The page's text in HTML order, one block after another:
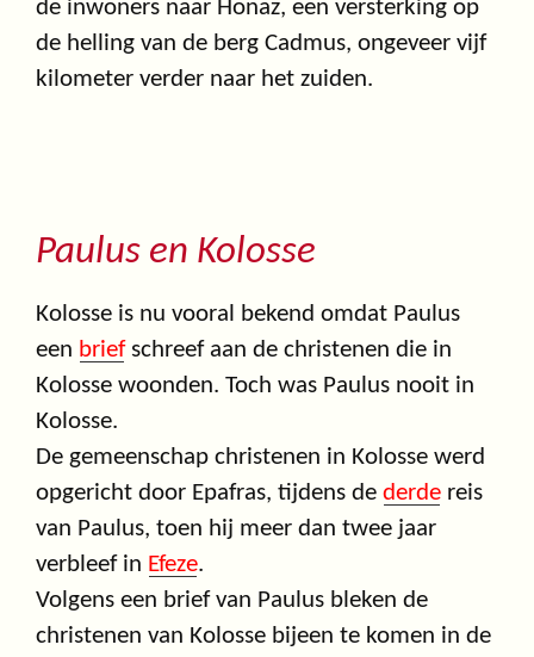
de inwoners naar Honaz, een versterking op
de helling van de berg Cadmus, ongeveer vijf
kilometer verder naar het zuiden.
Paulus en Kolosse
Kolosse is nu vooral bekend omdat Paulus
een briefschreef aan de christenen die in
Kolosse woonden. Toch was Paulus nooit in
Kolosse.
De gemeenschap christenen in Kolosse werd
opgericht door Epafras, tijdens de derde reis
van Paulus, toen hij meer dan twee jaar
verbleef in Efeze.
Volgens een brief van Paulus bleken de
christenen van Kolosse bijeen te komen in de